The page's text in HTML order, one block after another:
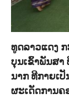
ທູດລາວແດງ
ບຸນເຂົ້າພັນສ
ນາກ ທີກາຍເ
ຜະເດັດການ